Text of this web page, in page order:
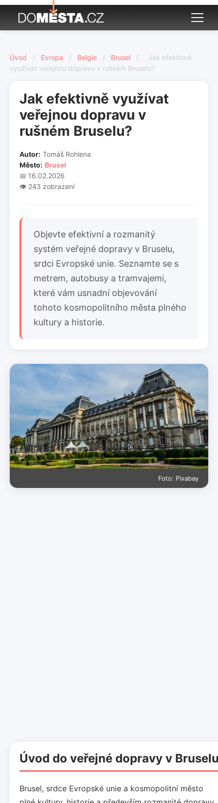
Úvod / Evropa / Belgie / Brusel /
Jak efektivně
využívat veřejnou dopravu v rušném Bruselu?
Jak efektivně využívat
veřejnou dopravu v
rušném Bruselu?
Autor: Tomáš Rohlena
Město: Brusel
📅 16.02.2026
👁️ 243 zobrazení
Objevte efektivní a rozmanitý
systém veřejné dopravy v Bruselu,
srdci Evropské unie. Seznamte se s
metrem, autobusy a tramvajemi,
které vám usnadní objevování
tohoto kosmopolitního města plného
kultury a historie.
Foto: Pixabay
Úvod do veřejné dopravy v
Brusel, srdce Evropské unie a kosmopolitní město